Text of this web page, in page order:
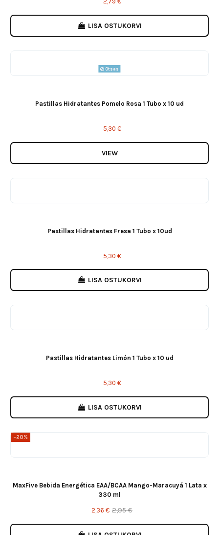
LISA OSTUKORVI
Otsas
Pastillas Hidratantes Pomelo Rosa 1 Tubo x 10 ud
5,30 €
VIEW
Pastillas Hidratantes Fresa 1 Tubo x 10ud
5,30 €
LISA OSTUKORVI
Pastillas Hidratantes Limón 1 Tubo x 10 ud
5,30 €
LISA OSTUKORVI
−20%
MaxFive Bebida Energética EAA/BCAA Mango-Maracuyá 1 Lata x
330 ml
2,36 € 2,95 €